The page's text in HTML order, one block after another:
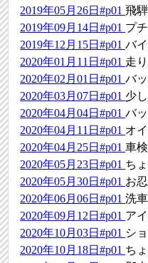
2019年05月26日#p01飛
2019年09月14日#p01 プ
2019年12月15日#p01バ
2020年01月11日#p01 走
2020年02月01日#p01バ
2020年03月07日#p01 少
2020年04月04日#p01バ
2020年04月11日#p01 オ
2020年04月25日#p01車検
2020年05月23日#p01 ち
2020年05月30日#p01 お
2020年06月06日#p01洗車
2020年09月12日#p01 ア
2020年10月03日#p01 シ
2020年10月18日#p01 ち